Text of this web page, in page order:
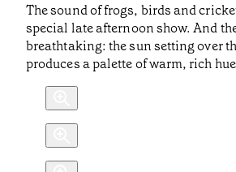
The sound of frogs, birds and
special late afternoon show. And
breathtaking: the sun setting over
produces a palette of warm, rich